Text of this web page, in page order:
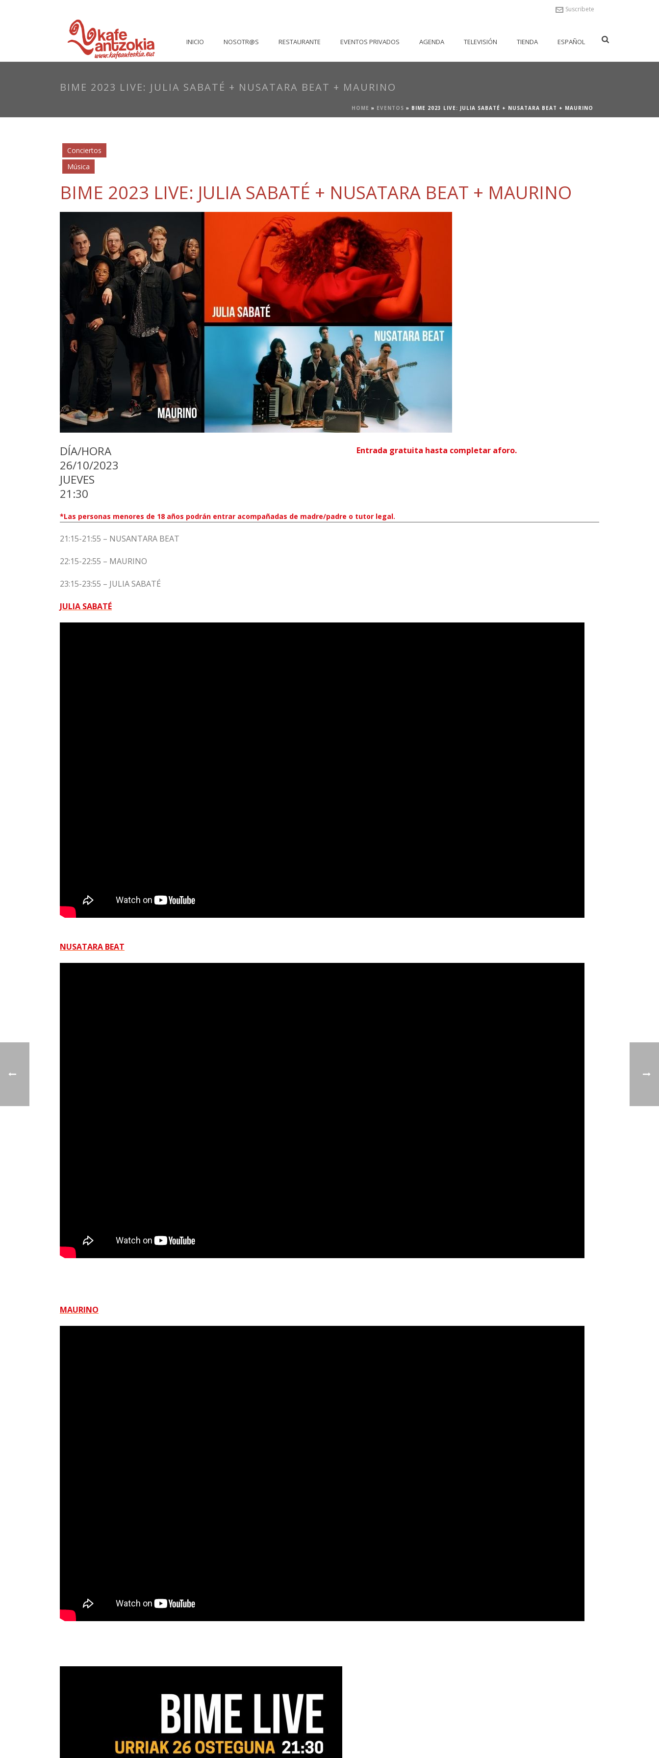
Suscribete
INICIO NOSOTR@S RESTAURANTE EVENTOS PRIVADOS AGENDA TELEVISIÓN TIENDA ESPAÑOL
BIME 2023 LIVE: JULIA SABATÉ + NUSATARA BEAT + MAURINO
HOME » EVENTOS » BIME 2023 LIVE: JULIA SABATÉ + NUSATARA BEAT + MAURINO
Conciertos
Música
BIME 2023 LIVE: JULIA SABATÉ + NUSATARA BEAT + MAURINO
DÍA/HORA
26/10/2023
JUEVES
21:30
Entrada gratuita hasta completar aforo.
*Las personas menores de 18 años podrán entrar acompañadas de madre/padre o tutor legal.
21:15-21:55 – NUSANTARA BEAT
22:15-22:55 – MAURINO
23:15-23:55 – JULIA SABATÉ
JULIA SABATÉ
NUSATARA BEAT
MAURINO